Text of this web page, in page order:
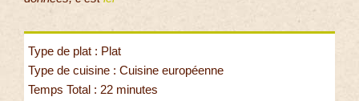
Type de plat : Plat
Type de cuisine : Cuisine européenne
Temps Total : 22 minutes